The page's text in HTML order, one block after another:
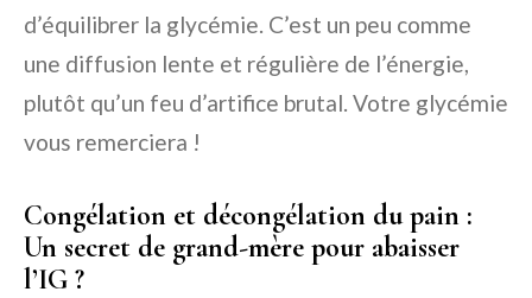
d’équilibrer la glycémie. C’est un peu comme
une diffusion lente et régulière de l’énergie,
plutôt qu’un feu d’artifice brutal. Votre glycémie
vous remerciera !
Congélation et décongélation du pain :
Un secret de grand-mère pour abaisser
l’IG ?